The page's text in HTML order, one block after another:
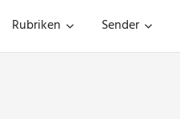
Rubriken Sender